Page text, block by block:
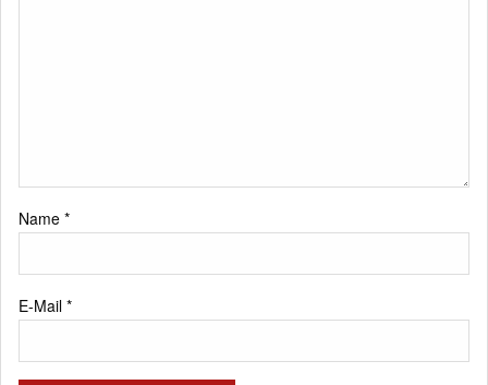
Name *
E-Mail *